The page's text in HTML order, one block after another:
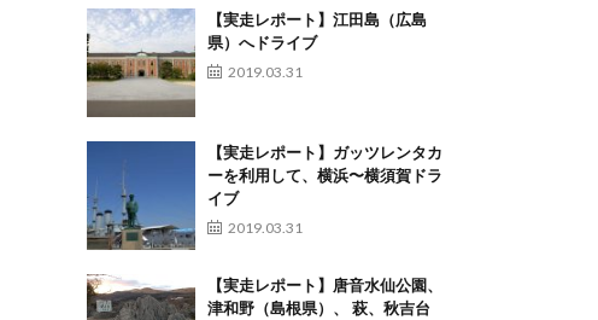
【実走レポート】江田島（広島
県）へドライブ
2019.03.31
【実走レポート】ガッツレンタカ
ーを利用して、横浜〜横須賀ドラ
イブ
2019.03.31
【実走レポート】唐音水仙公園、
津和野（島根県）、 萩、秋吉台